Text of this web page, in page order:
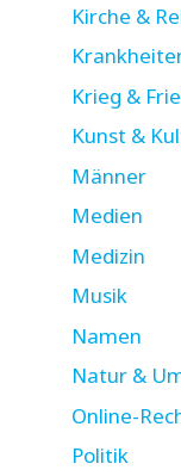
Kirche &
Krieg &
Kunst &
Männer
Medien
Medizin
Musik
Namen
Natur &
Online-
Politik